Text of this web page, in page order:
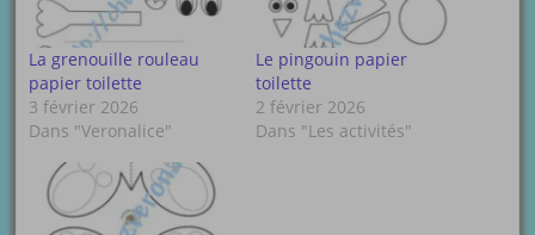
La grenouille rouleau
papier toilette
3 février 2026
Dans "Veronalice"
Le pingouin papier
toilette
2 février 2026
Dans "Les activités"